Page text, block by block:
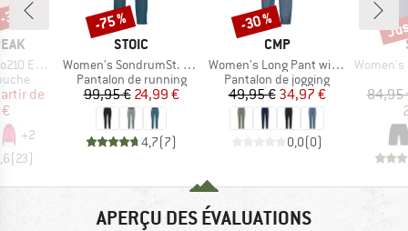
Zip Hoody
réduit
de
+2
(23)
%
MARQUE
STOIC
Article
Women's SondrumSt. Light Pants
Product group
Pantalon de running
Prix
99,95 €Prix réduit
24,99 €
4,7(7)
Remise
-75 %
MARQUE
CMP
Article
Women's Long Pant with Back Pocket
Product group
Pantalon de jogging
Prix
49,95 €Prix réduit
34,97 €
0,0(0)
Remise
-30 %
Article
Women's
84,95
APERÇU DES ÉVALUATIONS